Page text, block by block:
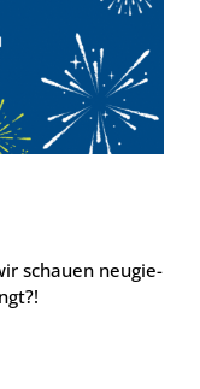
schau­en neu­gie­